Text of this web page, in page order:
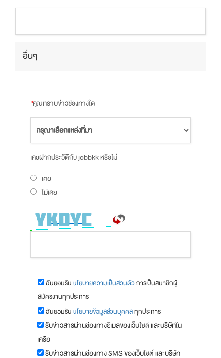
อื่นๆ
*คุณทราบข่าวช่องทางใด
เคยฝากประวัติกับ jobbkk หรือไม่
เคย
ไม่เคย
ฉันยอมรับนโยบายความเป็นส่วนตัวการเป็นสมาชิกผู้
สมัครงานทุกประการ
ฉันยอมรับนโยบายข้อมูลส่วนบุคคลทุกประการ
รับข่าวสารผ่านช่องทางอีเมลของเว็บไซต์ และบริษัทใน
เครือ
รับข่าวสารผ่านช่องทาง SMS ของเว็บไซต์ และบริษัท